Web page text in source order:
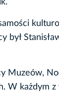
był
Muzeów,
W każdym